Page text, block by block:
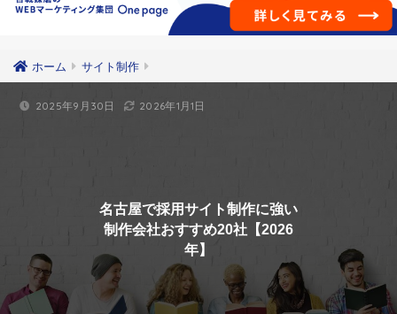
ホーム サイト制作
名古屋で採用サイト制作に強い
制作会社おすすめ20社【2026
年】
2025年9月30日 2026年1月1日